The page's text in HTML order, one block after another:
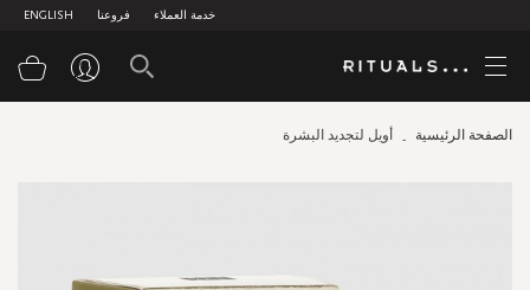
ENGLISH فروعنا خدمة العملاء
الصفحة الرئيسية أويل لتجديد البشرة